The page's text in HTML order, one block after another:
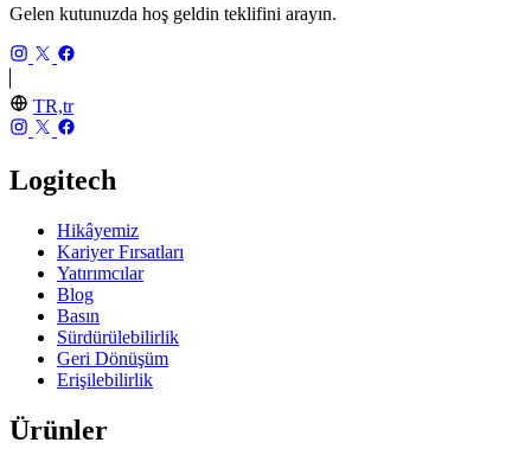
Gelen kutunuzda hoş geldin teklifini arayın.
TR,tr
Logitech
Hikâyemiz
Kariyer Fırsatları
Yatırımcılar
Blog
Basın
Sürdürülebilirlik
Geri Dönüşüm
Erişilebilirlik
Ürünler